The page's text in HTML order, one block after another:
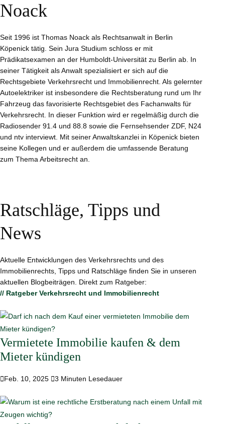
Noack
Seit 1996 ist Thomas Noack als Rechtsanwalt in Berlin
Köpenick tätig. Sein Jura Studium schloss er mit
Prädikatsexamen an der Humboldt-Universität zu Berlin ab. In
seiner Tätigkeit als Anwalt spezialisiert er sich auf die
Rechtsgebiete Verkehrsrecht und Immobilienrecht. Als gelernter
Autoelektriker ist insbesondere die Rechtsberatung rund um Ihr
Fahrzeug das favorisierte Rechtsgebiet des Fachanwalts für
Verkehrsrecht. In dieser Funktion wird er regelmäßig durch die
Radiosender 91.4 und 88.8 sowie die Fernsehsender ZDF, N24
und ntv interviewt. Mit seiner Anwaltskanzlei in Köpenick bieten
seine Kollegen und er außerdem die umfassende Beratung
zum Thema Arbeitsrecht an.
Ratschläge, Tipps und
News
Aktuelle Entwicklungen des Verkehrsrechts und des
Immobilienrechts, Tipps und Ratschläge finden Sie in unseren
aktuellen Blogbeiträgen. Direkt zum Ratgeber:
// Ratgeber Verkehrsrecht und Immobilienrecht
Vermietete Immobilie kaufen & dem
Mieter kündigen
 Feb. 10, 2025 3 Minuten Lesedauer